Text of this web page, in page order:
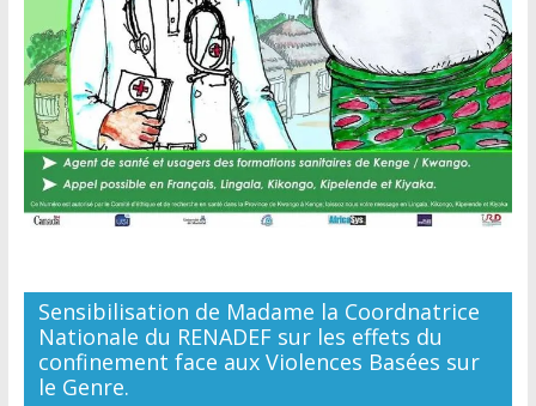
Sensibilisation de Madame la Coordnatrice
Nationale du RENADEF sur les effets du
confinement face aux Violences Basées sur
le Genre.